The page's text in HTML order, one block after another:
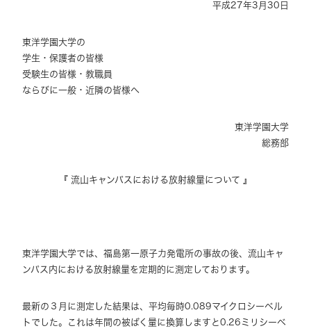
平成27年3月30日
東洋学園大学の
学生・保護者の皆様
受験生の皆様・教職員
ならびに一般・近隣の皆様へ
東洋学園大学
総務部
『 流山キャンパスにおける放射線量について 』
東洋学園大学では、福島第一原子力発電所の事故の後、流山キャ
ンパス内における放射線量を定期的に測定しております。
最新の３月に測定した結果は、平均毎時0.089マイクロシーベル
トでした。これは年間の被ばく量に換算しますと0.26ミリシーベ